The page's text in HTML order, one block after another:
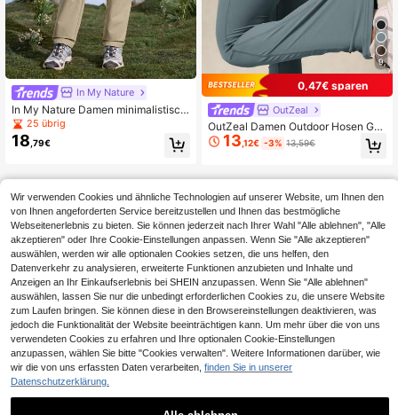
In My Nature
In My Nature Damen minimalistisch
e Lässig Wanderhose, geeignet für
den täglichen Gebrauch
25 übrig
18 ,79€
9
0,47€ sparen
OutZeal
OutZeal Damen Outdoor Hosen Gy
m Yoga Wandern Bauchkontrolle sc
hweißableitende Überschlag Taille
gs Frühling Sommer
13,12€ -3% 13,59€
Wir verwenden Cookies und ähnliche Technologien auf unserer Website, um Ihnen den
von Ihnen angeforderten Service bereitzustellen und Ihnen das bestmögliche
Webseitenerlebnis zu bieten. Sie können jederzeit nach Ihrer Wahl "Alle ablehnen", "Alle
akzeptieren" oder Ihre Cookie-Einstellungen anpassen. Wenn Sie "Alle akzeptieren"
auswählen, werden wir alle optionalen Cookies setzen, die uns helfen, den
Datenverkehr zu analysieren, erweiterte Funktionen anzubieten und Inhalte und
Anzeigen an Ihr Einkaufserlebnis bei SHEIN anzupassen. Wenn Sie "Alle ablehnen"
auswählen, lassen Sie nur die unbedingt erforderlichen Cookies zu, die unsere Website
zum Laufen bringen. Sie können diese in den Browsereinstellungen deaktivieren, was
jedoch die Funktionalität der Website beeinträchtigen kann. Um mehr über die von uns
verwendeten Cookies zu erfahren und Ihre optionalen Cookie-Einstellungen
anzupassen, wählen Sie bitte "Cookies verwalten". Weitere Informationen darüber, wie
wir die von uns erfassten Daten verarbeiten, finden Sie in unserer
Datenschutzerklärung.